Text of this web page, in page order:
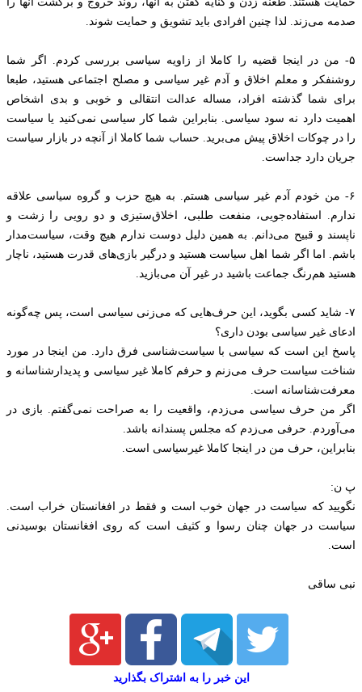
صدمه می‌زند. لذا چنین افرادی باید تشویق و حمایت شوند.
۵- من در اینجا قضیه را کاملا از زاویه سیاسی بررسی کردم. اگر شما
روشنفکر و معلم اخلاق و آدم غیر سیاسی و مصلح اجتماعی هستید، طبعا
برای شما گذشته افراد، مساله عدالت انتقالی و خوبی و بدی اشخاص
اهمیت دارد نه سود سیاسی. بنابراین شما کار سیاسی نمی‌کنید یا سیاست
را در چوکات اخلاق پیش می‌برید. حساب شما کاملا از آنچه در بازار سیاست
جریان دارد جداست.
۶- من خودم آدم غیر سیاسی هستم. به هیچ حزب و گروه سیاسی علاقه
ندارم. استفاده‌جویی، منفعت طلبی، اخلاق‌ستیزی و دو رویی را زشت و
ناپسند و قبیح می‌دانم. به همین دلیل دوست ندارم هیچ وقت، سیاست‌مدار
باشم. اما اگر شما اهل سیاست هستید و درگیر بازی‌های قدرت هستید، ناچار
هستید هم‌رنگ جماعت باشید در غیر آن می‌بازید.
۷- شاید کسی بگوید، این حرف‌هایی که می‌زنی سیاسی است، پس چه‌گونه
ادعای غیر سیاسی بودن داری؟
پاسخ این است که سیاسی با سیاست‌شناسی فرق دارد. من اینجا در مورد
شناخت سیاست حرف می‌زنم و حرفم کاملا غیر سیاسی و پدیدارشناسانه و
معرفت‌شناسانه است.
اگر من حرف سیاسی می‌زدم، واقعیت را به صراحت نمی‌گفتم. بازی در
می‌آوردم. حرفی می‌زدم که مجلس پسندانه باشد.
بنابراین، حرف من در اینجا کاملا غیرسیاسی است.
پ ن:
نگویید که سیاست در جهان خوب است و فقط در افغانستان خراب است.
سیاست در جهان چنان رسوا و کثیف است که روی افغانستان بوسیدنی
است.
نبی ساقی
این خبر را به اشتراک بگذارید